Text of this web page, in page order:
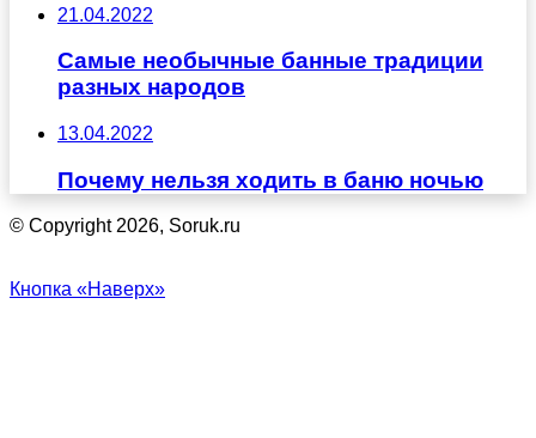
21.04.2022
Самые необычные банные традиции
разных народов
13.04.2022
Почему нельзя ходить в баню ночью
© Copyright 2026, Soruk.ru
Кнопка «Наверх»